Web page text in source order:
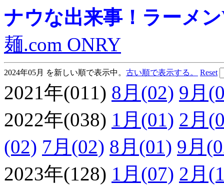
ナウな出来事！ラーメ
麺.com ONRY
2024年05月 を新しい順で表示中。 古い順で表示する。 Reset
2021年(011) 8月(02) 9月
2022年(038) 1月(01) 2月
(02) 7月(02) 8月(01) 9月
2023年(128) 1月(07) 2月